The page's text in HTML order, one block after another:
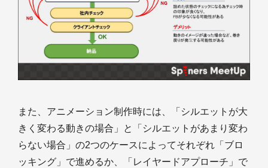
また、アニメーション制作時には、「シルエットが大
きく変わる動きの場合」と「シルエットがあまり変わ
らない場合」の2つのケースによってそれぞれ「ブロ
ッキング」で進めるか、「レイヤードアプローチ」で